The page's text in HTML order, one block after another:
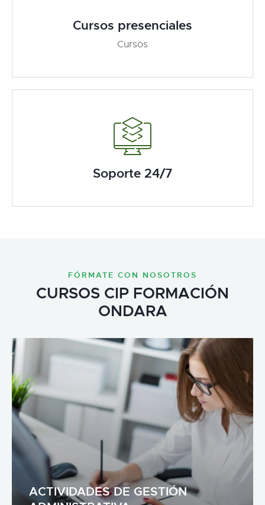
Cursos presenciales
Cursos
Soporte 24/7
FÓRMATE CON NOSOTROS
CURSOS CIP FORMACIÓN
ONDARA
ACTIVIDADES DE GESTIÓN